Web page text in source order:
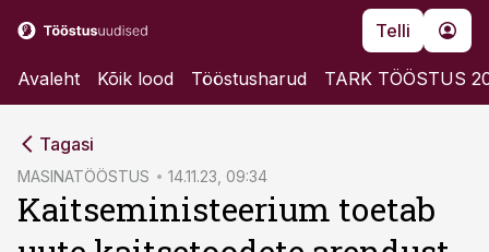
Telli
Avaleht Kõik lood Tööstusharud TARK TÖÖSTUS
Tagasi
MASINATÖÖSTUS 14.11.23, 09:34
Kaitseministeerium toetab